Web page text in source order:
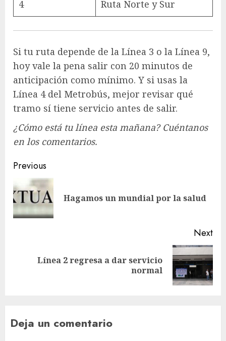
4
Ruta Norte y Sur
Si tu ruta depende de la Línea 3 o la Línea 9,
hoy vale la pena salir con 20 minutos de
anticipación como mínimo. Y si usas la
Línea 4 del Metrobús, mejor revisar qué
tramo sí tiene servicio antes de salir.
¿Cómo está tu línea esta mañana? Cuéntanos
en los comentarios.
Post
navigation
Previous
Hagamos un mundial por la salud
Next
Línea 2 regresa a dar servicio
normal
Deja un comentario